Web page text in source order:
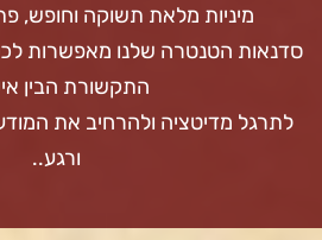
מיניות מלאת תשוקה וחופש,
סדנאות הטנטרה שלנו מאפשרות
התקשורת הבין
לתרגל מדיטציה ולהרחיב את
ורגע..